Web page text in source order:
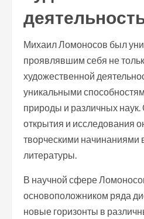
Михаил Ломоносов был
проявлявшим себя не
художественной
уникальными
природы и различных
открытия и исследования
творческими начинаниями
литературы.
В научной сфере
основоположником ряда
новые горизонты в